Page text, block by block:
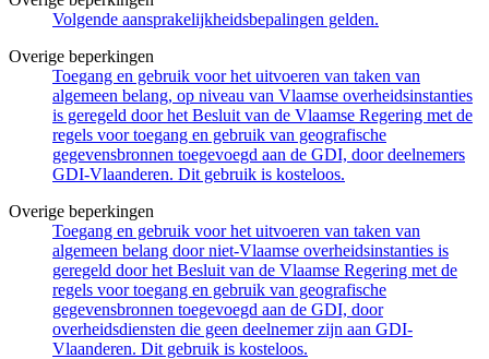
Volgende aansprakelijkheidsbepalingen gelden.
Overige beperkingen
Toegang en gebruik voor het uitvoeren van taken van
algemeen belang, op niveau van Vlaamse overheidsinstanties
is geregeld door het Besluit van de Vlaamse Regering met de
regels voor toegang en gebruik van geografische
gegevensbronnen toegevoegd aan de GDI, door deelnemers
GDI-Vlaanderen. Dit gebruik is kosteloos.
Overige beperkingen
Toegang en gebruik voor het uitvoeren van taken van
algemeen belang door niet-Vlaamse overheidsinstanties is
geregeld door het Besluit van de Vlaamse Regering met de
regels voor toegang en gebruik van geografische
gegevensbronnen toegevoegd aan de GDI, door
overheidsdiensten die geen deelnemer zijn aan GDI-
Vlaanderen. Dit gebruik is kosteloos.